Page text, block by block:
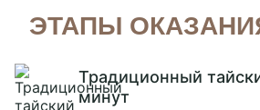
ЭТАПЫ
Традиционный
минут